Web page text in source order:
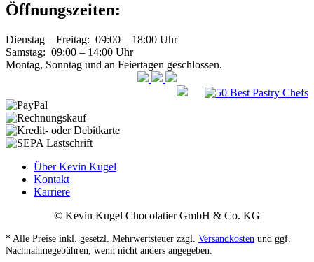
Öffnungszeiten:
Dienstag – Freitag: 09:00 – 18:00 Uhr
Samstag: 09:00 – 14:00 Uhr
Montag, Sonntag und an Feiertagen geschlossen.
Über Kevin Kugel
Kontakt
Karriere
© Kevin Kugel Chocolatier GmbH & Co. KG
* Alle Preise inkl. gesetzl. Mehrwertsteuer zzgl. Versandkosten und ggf.
Nachnahmegebühren, wenn nicht anders angegeben.